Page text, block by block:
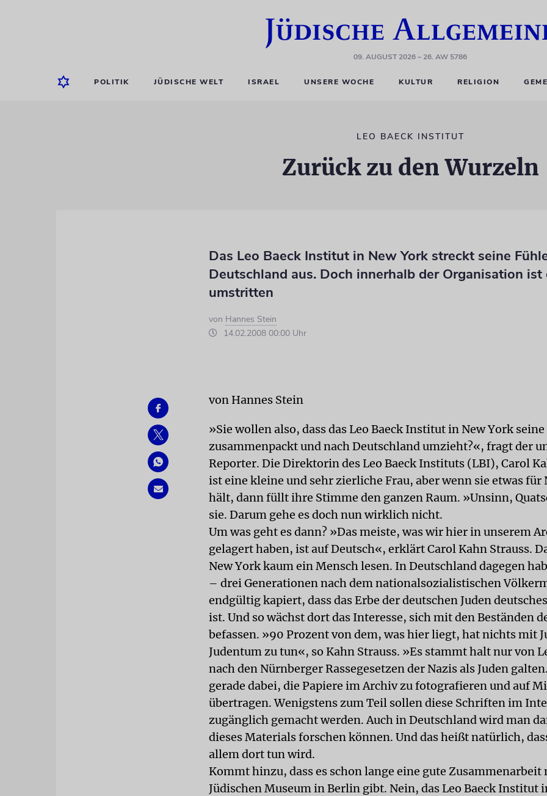
09. AUGUST 2026– 26. AW 5786
POLITIK JÜDISCHE WELT ISRAEL UNSERE WOCHE KULTUR RELIGION
LEO BAECK INSTITUT
Zurück zu den Wurzeln
Das Leo Baeck Institut in New York streckt seine
Deutschland aus. Doch innerhalb der Organisation ist
umstritten
von Hannes Stein
14.02.2008 00:00 Uhr
von Hannes Stein
»Sie wollen also, dass das Leo Baeck Institut in New York seine
zusammenpackt und nach Deutschland umzieht?«, fragt der
Reporter. Die Direktorin des Leo Baeck Instituts (LBI), Carol
ist eine kleine und sehr zierliche Frau, aber wenn sie etwas für
hält, dann füllt ihre Stimme den ganzen Raum. »Unsinn,
sie. Darum gehe es doch nun wirklich nicht.
Um was geht es dann? »Das meiste, was wir hier in unserem
gelagert haben, ist auf Deutsch«, erklärt Carol Kahn Strauss.
New York kaum ein Mensch lesen. In Deutschland dagegen
– drei Generationen nach dem nationalsozialistischen
endgültig kapiert, dass das Erbe der deutschen Juden
ist. Und so wächst dort das Interesse, sich mit den Beständen
befassen. »90 Prozent von dem, was hier liegt, hat nichts mit
Judentum zu tun«, so Kahn Strauss. »Es stammt halt nur von
nach den Nürnberger Rassegesetzen der Nazis als Juden
gerade dabei, die Papiere im Archiv zu fotografieren und auf
übertragen. Wenigstens zum Teil sollen diese Schriften im
zugänglich gemacht werden. Auch in Deutschland wird man
dieses Materials forschen können. Und das heißt natürlich,
allem dort tun wird.
Kommt hinzu, dass es schon lange eine gute Zusammenarbeit
Jüdischen Museum in Berlin gibt. Nein, das Leo Baeck Institut